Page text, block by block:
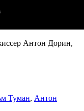
Антон Дорин,
Туман, Антон